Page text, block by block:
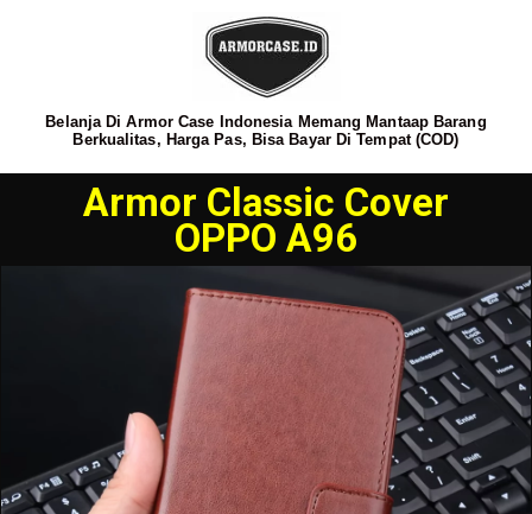
Belanja Di Armor Case Indonesia Memang Mantaap Barang
Berkualitas, Harga Pas, Bisa Bayar Di Tempat (COD)
Armor Classic Cover
OPPO A96